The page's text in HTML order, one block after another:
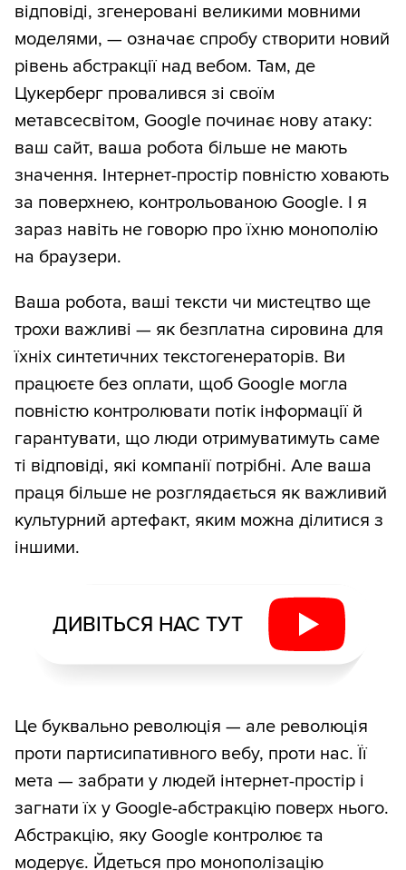
відповіді, згенеровані великими мовними
моделями, — означає спробу створити новий
рівень абстракції над вебом. Там, де
Цукерберг провалився зі своїм
метавсесвітом, Google починає нову атаку:
ваш сайт, ваша робота більше не мають
значення. Інтернет-простір повністю ховають
за поверхнею, контрольованою Google. І я
зараз навіть не говорю про їхню монополію
на браузери.
Ваша робота, ваші тексти чи мистецтво ще
трохи важливі — як безплатна сировина для
їхніх синтетичних текстогенераторів. Ви
працюєте без оплати, щоб Google могла
повністю контролювати потік інформації й
гарантувати, що люди отримуватимуть саме
ті відповіді, які компанії потрібні. Але ваша
праця більше не розглядається як важливий
культурний артефакт, яким можна ділитися з
іншими.
ДИВІТЬСЯ НАС ТУТ
Це буквально революція — але революція
проти партисипативного вебу, проти нас. Її
мета — забрати у людей інтернет-простір і
загнати їх у Google-абстракцію поверх нього.
Абстракцію, яку Google контролює та
модерує. Йдеться про монополізацію